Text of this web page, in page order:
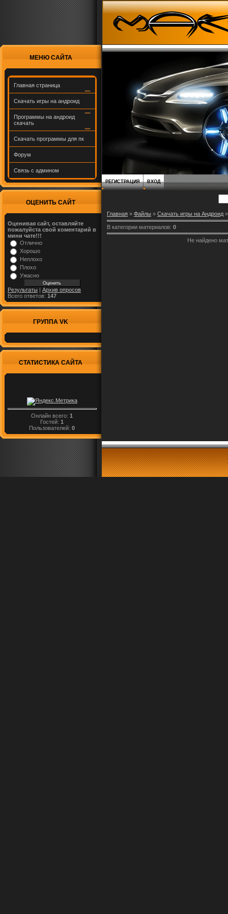
МЕНЮ САЙТА
Главная страница
Скачать игры на андроид
Программы на андроид
скачать
Скачать программы для пк
Форум
Связь с админом
ОЦЕНИТЬ САЙТ
Оценивая сайт, оставляйте
пожалуйста свой коментарий в
мини чате!!!
Отлично
Хорошо
Неплохо
Плохо
Ужасно
Результаты | Архив опросов
Всего ответов: 147
ГРУППА VK
СТАТИСТИКА САЙТА
Онлайн всего:1
Гостей:1
Пользователей:0
РЕГИСТРАЦИЯ ВХОД
Главная » Файлы » Скачать игры нa Андроид
В категории материалов: 0
Не найдено